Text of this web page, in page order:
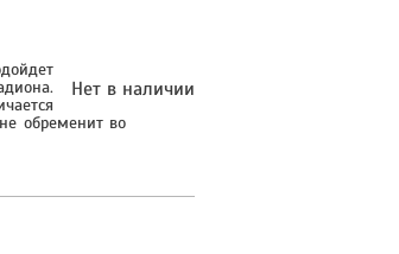
Нет в наличии
обременит во